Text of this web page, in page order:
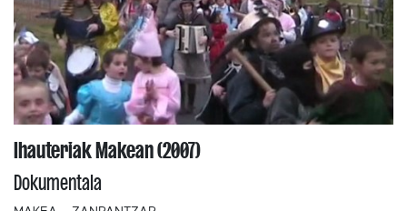
Ihauteriak Makean (2007)
Dokumentala